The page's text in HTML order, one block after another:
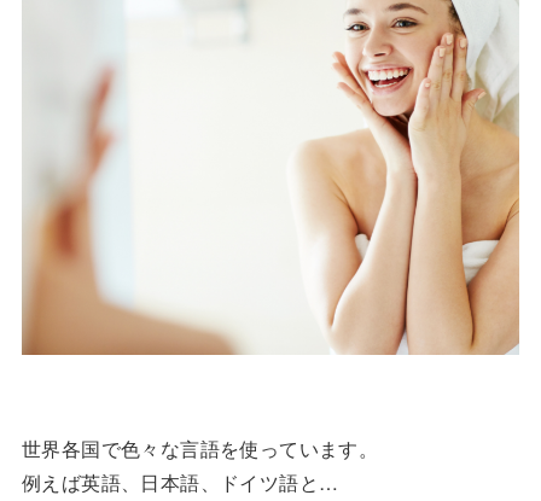
世界各国で色々な言語を使っています。
例えば英語、日本語、ドイツ語と…